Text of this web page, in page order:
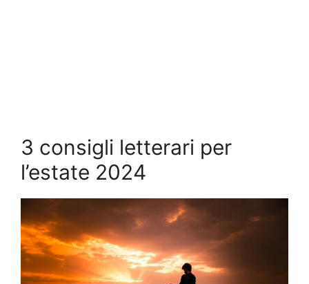
3 consigli letterari per
l’estate 2024